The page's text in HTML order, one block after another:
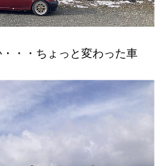
・・ちょっと変わった車